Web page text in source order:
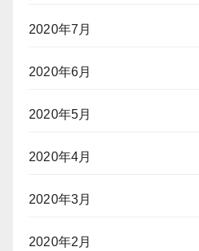
2020年7月
2020年6月
2020年5月
2020年4月
2020年3月
2020年2月